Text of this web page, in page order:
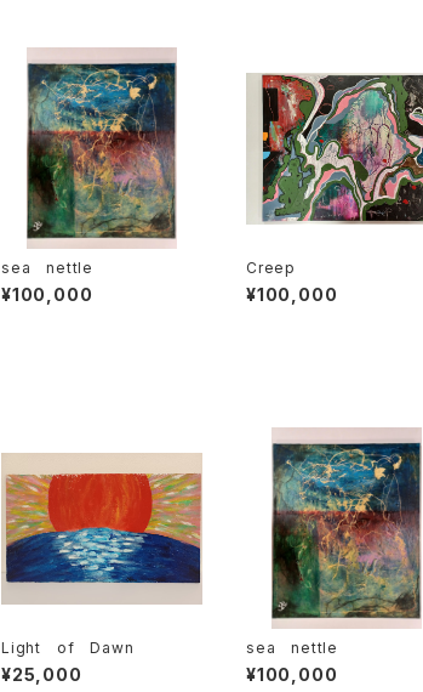
sea nettle
¥100,000
Creep
¥100,000
Light of Dawn
¥25,000
sea nettle
¥100,000